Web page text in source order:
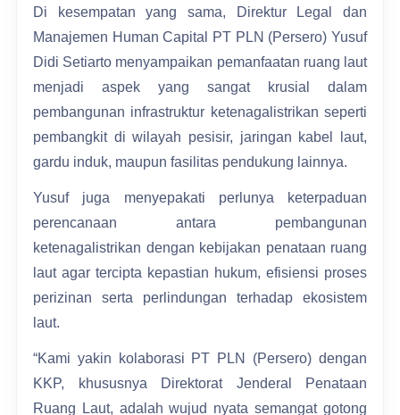
Di kesempatan yang sama, Direktur Legal dan
Manajemen Human Capital PT PLN (Persero) Yusuf
Didi Setiarto menyampaikan pemanfaatan ruang laut
menjadi aspek yang sangat krusial dalam
pembangunan infrastruktur ketenagalistrikan seperti
pembangkit di wilayah pesisir, jaringan kabel laut,
gardu induk, maupun fasilitas pendukung lainnya.
Yusuf juga menyepakati perlunya keterpaduan
perencanaan antara pembangunan
ketenagalistrikan dengan kebijakan penataan ruang
laut agar tercipta kepastian hukum, efisiensi proses
perizinan serta perlindungan terhadap ekosistem
laut.
“Kami yakin kolaborasi PT PLN (Persero) dengan
KKP, khususnya Direktorat Jenderal Penataan
Ruang Laut, adalah wujud nyata semangat gotong